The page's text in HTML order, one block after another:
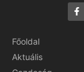
Főoldal
Aktuális